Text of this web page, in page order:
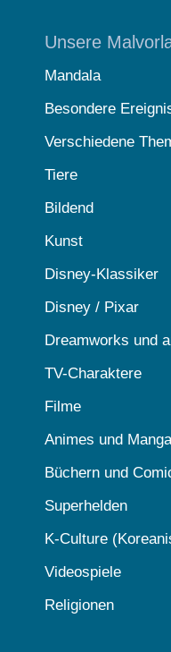
Unsere
Mandala
Besondere
Verschiedene
Tiere
Bildend
Kunst
Disney-Klassiker
Disney / Pixar
Dreamworks und
TV-Charaktere
Filme
Animes und
Büchern und
Superhelden
K-Culture
Videospiele
Religionen